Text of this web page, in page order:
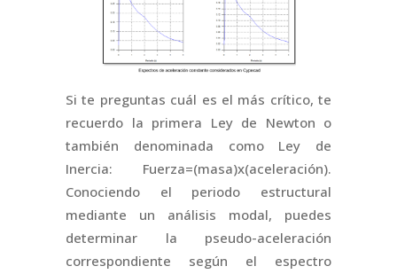
Si te preguntas cuál es el más crítico, te
recuerdo la primera Ley de Newton o
también denominada como Ley de
Inercia: Fuerza=(masa)x(aceleración).
Conociendo el periodo estructural
mediante un análisis modal, puedes
determinar la pseudo-aceleración
correspondiente según el espectro